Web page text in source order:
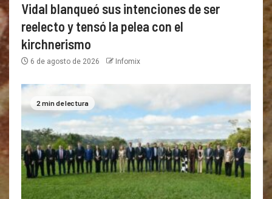
Vidal blanqueó sus intenciones de ser
reelecto y tensó la pelea con el
kirchnerismo
6 de agosto de 2026 Infomix
2 min de lectura